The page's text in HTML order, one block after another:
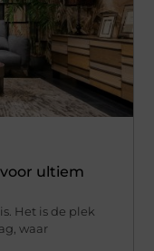
ultiem
Het is de plek
waar